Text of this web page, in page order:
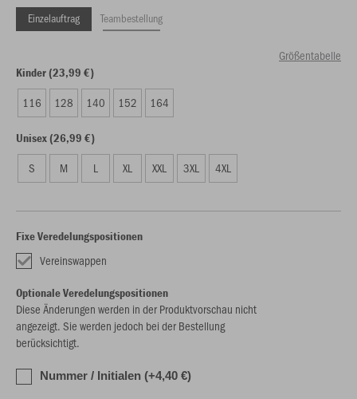
Einzelauftrag Teambestellung
Größentabelle
Kinder (23,99 €)
116 128 140 152 164
Unisex (26,99 €)
S M L XL XXL 3XL 4XL
Fixe Veredelungspositionen
Vereinswappen
Optionale Veredelungspositionen
Diese Änderungen werden in der Produktvorschau nicht
angezeigt. Sie werden jedoch bei der Bestellung
berücksichtigt.
Nummer / Initialen (+4,40 €)